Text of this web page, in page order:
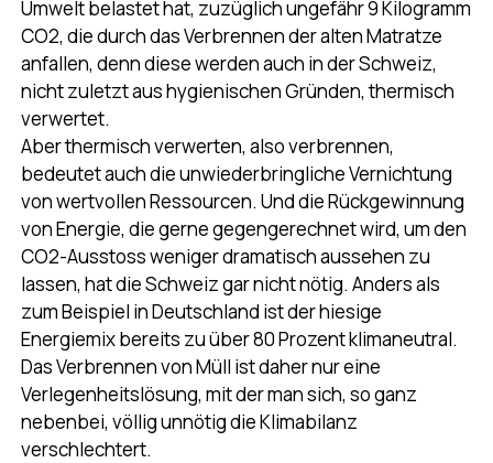
Umwelt belastet hat, zuzüglich ungefähr 9 Kilogramm
CO2, die durch das Verbrennen der alten Matratze
anfallen, denn diese werden auch in der Schweiz,
nicht zuletzt aus hygienischen Gründen, thermisch
verwertet.
Aber thermisch verwerten, also verbrennen,
bedeutet auch die unwiederbringliche Vernichtung
von wertvollen Ressourcen. Und die Rückgewinnung
von Energie, die gerne gegengerechnet wird, um den
CO2-Ausstoss weniger dramatisch aussehen zu
lassen, hat die Schweiz gar nicht nötig. Anders als
zum Beispiel in Deutschland ist der hiesige
Energiemix bereits zu über 80 Prozent klimaneutral.
Das Verbrennen von Müll ist daher nur eine
Verlegenheitslösung, mit der man sich, so ganz
nebenbei, völlig unnötig die Klimabilanz
verschlechtert.